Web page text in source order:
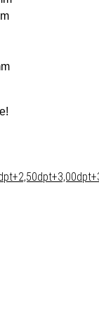
+2,50dpt+3,00dpt